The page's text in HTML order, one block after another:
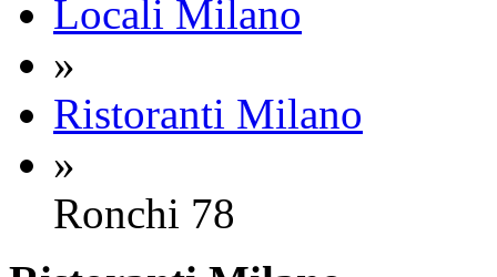
Locali Milano
»
Ristoranti Milano
»
Ronchi 78